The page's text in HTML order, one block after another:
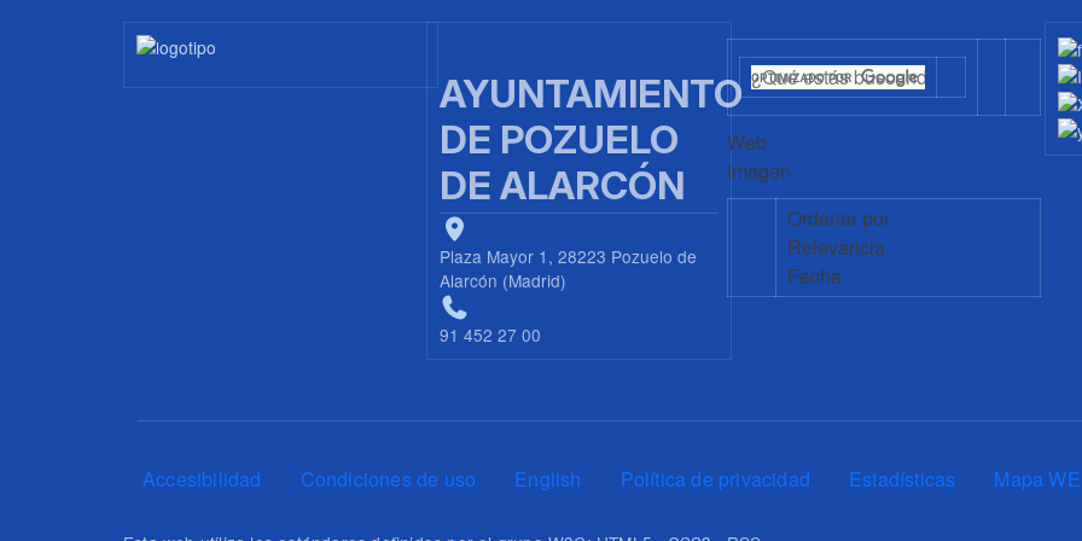
Imagen
AYUNTAMIENTO
DE POZUELO
DE ALARCÓN
Plaza Mayor 1, 28223 Pozuelo de
Alarcón (Madrid)
91 452 27 00
Web
Imagen
Ordenar por
Relevancia
Fecha
Pie de página
Accesibilidad Condiciones de uso English Política de privacidad Estadísticas Mapa